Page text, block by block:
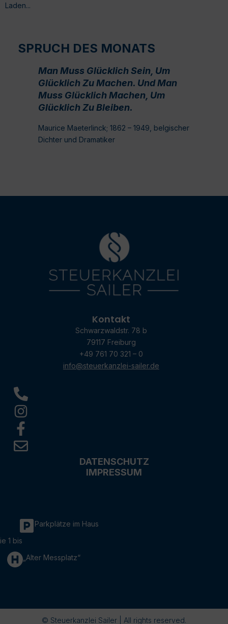
Laden...
SPRUCH DES MONATS
Man Muss Glücklich Sein, Um
Glücklich Zu Machen. Und Man
Muss Glücklich Machen, Um
Glücklich Zu Bleiben.
Maurice Maeterlinck; 1862 – 1949, belgischer
Dichter und Dramatiker
Kontakt
Schwarzwaldstr. 78 b
79117 Freiburg
+49 761 70 321 – 0
info@steuerkanzlei-sailer.de
DATENSCHUTZ
IMPRESSUM
Parkplätze im Haus
1 bis
„Alter Messplatz“
© Steuerkanzlei Sailer | All rights reserved.